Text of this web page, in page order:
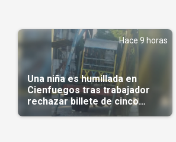
Hace 9 horas
Una niña es humillada en
Cienfuegos tras trabajador
rechazar billete de cinco
pesos